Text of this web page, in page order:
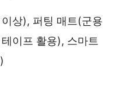
상), 퍼팅 매트(군용
이프 활용), 스마트